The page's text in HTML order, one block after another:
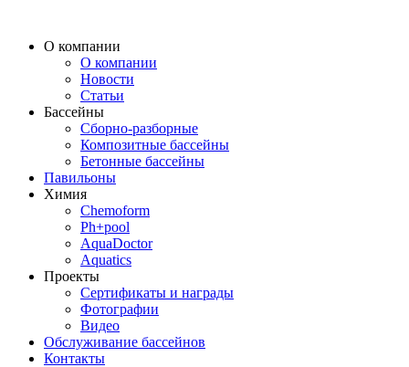
О компании
О компании
Новости
Статьи
Бассейны
Сборно-разборные
Композитные бассейны
Бетонные бассейны
Павильоны
Химия
Chemoform
Ph+pool
AquaDoctor
Aquatics
Проекты
Сертификаты и награды
Фотографии
Видео
Обслуживание бассейнов
Контакты